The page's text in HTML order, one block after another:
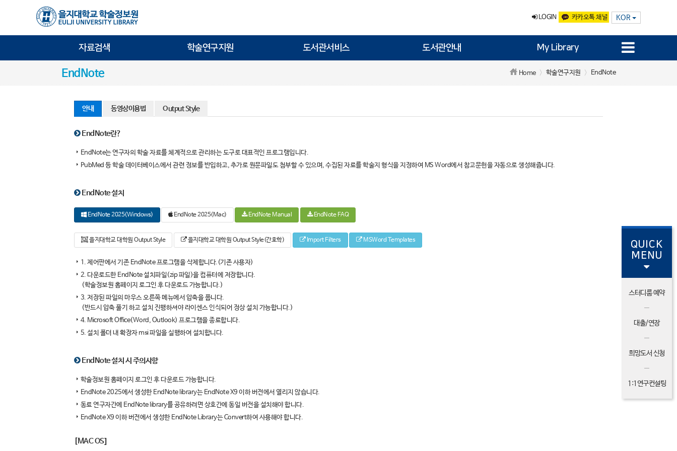
LOGIN 카카오톡 채널 KOR
자료검색 학술연구지원 도서관서비스 도서관안내 My Library
EndNote Home 학술연구지원 EndNote
안내 동영상이용법 Output Style
EndNote란?
EndNote는 연구자의 학술 자료를 체계적으로 관리하는 도구로 대표적인 프로그램입니다.
PubMed 등 학술 데이터베이스에서 관련 정보를 반입하고, 추가로 원문파일도 첨부할 수 있으며, 수집된 자료를 학술지 형식을 지정하여 MS Word에서 참고문헌을 자동으로 생성해줍니다.
EndNote 설치
EndNote 2025(Windows) EndNote 2025(Mac) EndNote Manual EndNote FAQ
을지대학교 대학원 Output Style 을지대학교 대학원 Output Style(간호학) Import Filters MSWord Templates
1. 제어판에서 기존 EndNote 프로그램을 삭제합니다.(기존 사용자)
2. 다운로드한 EndNote 설치파일(zip 파일)을 컴퓨터에 저장합니다.
(학술정보원 홈페이지 로그인 후 다운로드 가능합니다.)
3. 저장된 파일의 마우스 오른쪽 메뉴에서 압축을 풉니다.
(반드시 압축 풀기 하고 설치 진행하셔야 라이센스 인식되어 정상 설치 가능합니다.)
4. Microsoft Office(Word, Outlook) 프로그램을 종료합니다.
5. 설치 폴더 내 확장자 msi 파일을 실행하여 설치합니다.
EndNote 설치 시 주의사항
학술정보원 홈페이지 로그인 후 다운로드 가능합니다.
EndNote 2025에서 생성한 EndNote library는 EndNote X9 이하 버전에서 열리지 않습니다.
동료 연구자간에 EndNote library를 공유하려면 상호간에 동일 버전을 설치해야 합니다.
EndNote X9 이하 버전에서 생성한 EndNote Library는 Convert하여 사용해야 합니다.
[MAC OS]
QUICK
MENU
스터디룸 예약
대출/연장
희망도서 신청
1:1연구컨설팅